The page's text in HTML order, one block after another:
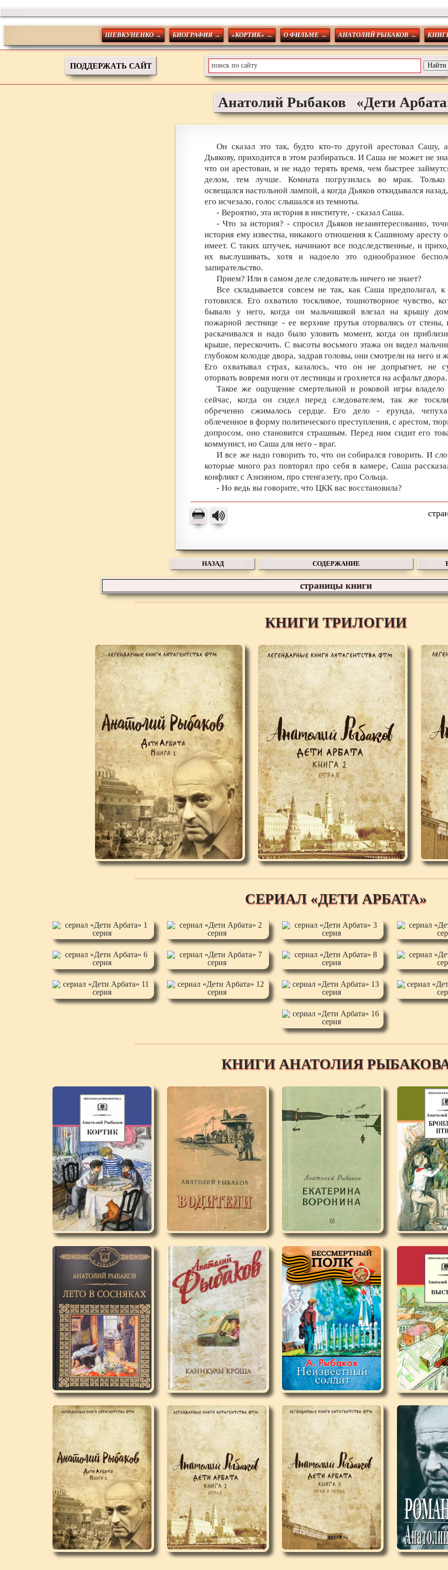
ШЕВКУНЕНКО → БИОГРАФИЯ → «КОРТИК» → О ФИЛЬМЕ → АНАТОЛИЙ РЫБАКОВ →
ПОДДЕРЖАТЬ САЙТ
Анатолий Рыбаков «Дети
Он сказал это так, будто кто-то другой арестовал Сашу,
Дьякову, приходится в этом разбираться. И Саша не может не
что он арестован, и не надо терять время, чем быстрее
делом, тем лучше. Комната погрузилась во мрак. Только
освещался настольной лампой, а когда Дьяков откидывался
его исчезало, голос слышался из темноты.
- Вероятно, эта история в институте, - сказал Саша.
- Что за история? - спросил Дьяков незаинтересованно,
история ему известна, никакого отношения к Сашиному аресту
имеет. С таких штучек, начинают все подследственные, и
их выслушивать, хотя и надоело это однообразное
запирательство.
Прием? Или в самом деле следователь ничего не знает?
Все складывается совсем не так, как Саша предполагал,
готовился. Его охватило тоскливое, тошнотворное чувство,
бывало у него, когда он мальчишкой влезал на крышу
пожарной лестнице - ее верхние прутья оторвались от стены,
раскачивался и надо было уловить момент, когда он
крыше, перескочить. С высоты восьмого этажа он видел
глубоком колодце двора, задрав головы, они смотрели на него и
Его охватывал страх, казалось, что он не допрыгнет, не
оторвать вовремя ноги от лестницы и грохнется на асфальт двора.
Такое же ощущение смертельной и роковой игры
сейчас, когда он сидел перед следователем, так же
обреченно сжималось сердце. Его дело - ерунда,
облеченное в форму политического преступления, с арестом,
допросом, оно становится страшным. Перед ним сидит его
коммунист, но Саша для него - враг.
И все же надо говорить то, что он собирался говорить. И
которые много раз повторял про себя в камере, Саша
конфликт с Азизяном, про стенгазету, про Сольца.
- Но ведь вы говорите, что ЦКК вас восстановила?
НАЗАД СОДЕРЖАНИЕ
страницы книги
КНИГИ ТРИЛОГИИ
СЕРИАЛ «ДЕТИ АРБАТА»
КНИГИ АНАТОЛИЯ